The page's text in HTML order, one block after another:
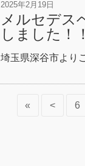
2025年2月19日
メルセデス
しました！！
埼玉県深谷市より
« < 6